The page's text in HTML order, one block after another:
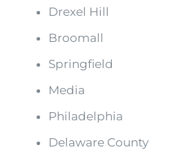
Drexel Hill
Broomall
Springfield
Media
Philadelphia
Delaware County